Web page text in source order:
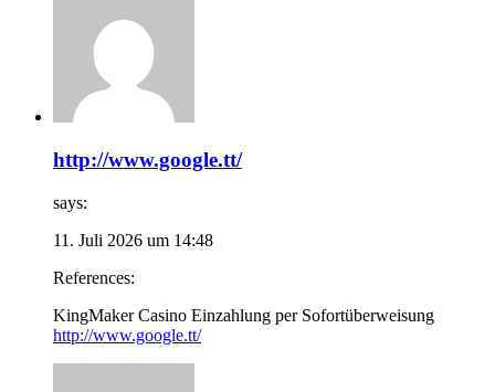
http://www.google.tt/
says:
11. Juli 2026 um 14:48
References:
KingMaker Casino Einzahlung per Sofortüberweisung
http://www.google.tt/